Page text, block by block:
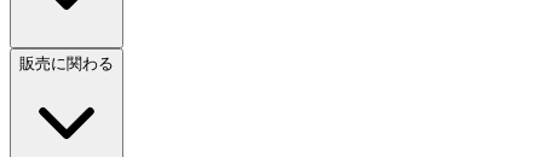
販売に関わる